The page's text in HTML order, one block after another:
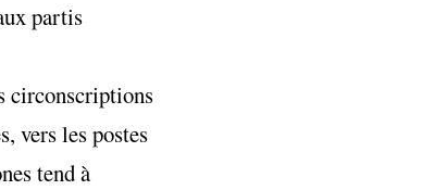
partis
circonscriptions
vers les postes
tend à